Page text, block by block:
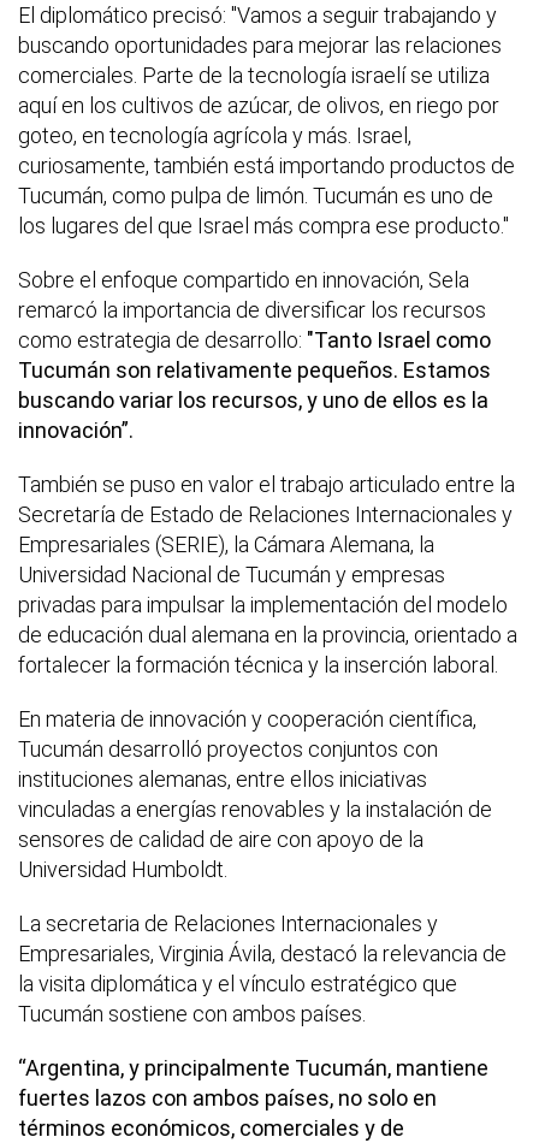
El diplomático precisó: "Vamos a seguir trabajando y
buscando oportunidades para mejorar las relaciones
comerciales. Parte de la tecnología israelí se utiliza
aquí en los cultivos de azúcar, de olivos, en riego por
goteo, en tecnología agrícola y más. Israel,
curiosamente, también está importando productos de
Tucumán, como pulpa de limón. Tucumán es uno de
los lugares del que Israel más compra ese producto."
Sobre el enfoque compartido en innovación, Sela
remarcó la importancia de diversificar los recursos
como estrategia de desarrollo: "Tanto Israel como
Tucumán son relativamente pequeños. Estamos
buscando variar los recursos, y uno de ellos es la
innovación”.
También se puso en valor el trabajo articulado entre la
Secretaría de Estado de Relaciones Internacionales y
Empresariales (SERIE), la Cámara Alemana, la
Universidad Nacional de Tucumán y empresas
privadas para impulsar la implementación del modelo
de educación dual alemana en la provincia, orientado a
fortalecer la formación técnica y la inserción laboral.
En materia de innovación y cooperación científica,
Tucumán desarrolló proyectos conjuntos con
instituciones alemanas, entre ellos iniciativas
vinculadas a energías renovables y la instalación de
sensores de calidad de aire con apoyo de la
Universidad Humboldt.
La secretaria de Relaciones Internacionales y
Empresariales, Virginia Ávila, destacó la relevancia de
la visita diplomática y el vínculo estratégico que
Tucumán sostiene con ambos países.
“Argentina, y principalmente Tucumán, mantiene
fuertes lazos con ambos países, no solo en
términos económicos, comerciales y de